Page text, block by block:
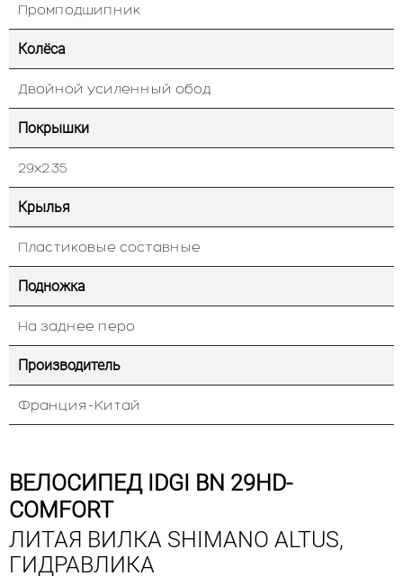
Промподшипник
Колёса
Двойной усиленный обод
Покрышки
29х2.35
Крылья
Пластиковые составные
Подножка
На заднее перо
Производитель
Франция-Китай
ВЕЛОСИПЕД IDGI BN 29HD-
COMFORT
ЛИТАЯ ВИЛКА SHIMANO ALTUS,
ГИДРАВЛИКА